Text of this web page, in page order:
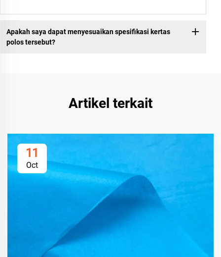
Apakah saya dapat menyesuaikan spesifikasi kertas
polos tersebut?
Artikel terkait
11
Oct